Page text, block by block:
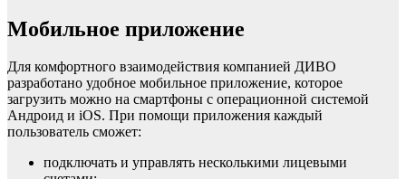
Мобильное приложение
Для комфортного взаимодействия компанией ДИВО
разработано удобное мобильное приложение, которое
загрузить можно на смартфоны с операционной системой
Андроид и iOS. При помощи приложения каждый
пользователь сможет:
подключать и управлять несколькими лицевыми